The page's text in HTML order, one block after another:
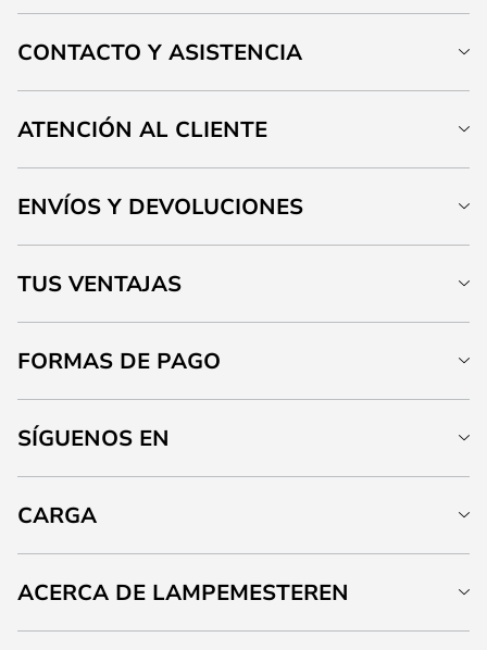
CONTACTO Y ASISTENCIA
ATENCIÓN AL CLIENTE
ENVÍOS Y DEVOLUCIONES
TUS VENTAJAS
FORMAS DE PAGO
SÍGUENOS EN
CARGA
ACERCA DE LAMPEMESTEREN